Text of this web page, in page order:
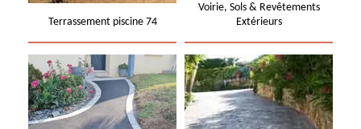
Terrassement piscine 74
Voirie, Sols & Revêtements
Extérieurs